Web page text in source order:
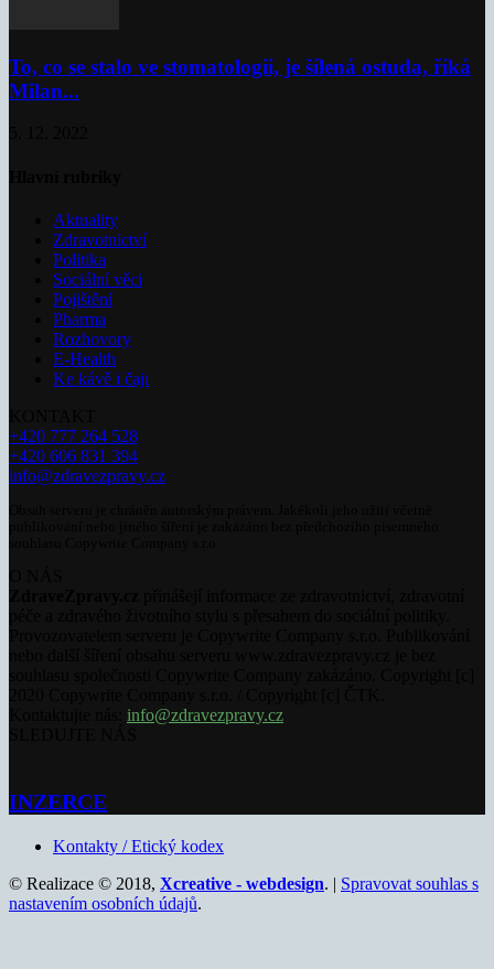
To, co se stalo ve stomatologii, je šílená ostuda, říká
Milan...
Aktuality
Zdravotnictví
Politika
Sociální věci
Pojištění
Pharma
Rozhovory
E-Health
Ke kávě i čaji
+420 777 264 528
+420 606 831 394
info@zdravezpravy.cz
info@zdravezpravy.cz
INZERCE
Kontakty / Etický kodex
© Realizace © 2018, Xcreative - webdesign. | Spravovat souhlas s
nastavením osobních údajů.